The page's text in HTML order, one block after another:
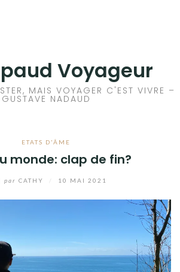
Voyageur
MAIS VOYAGER C'EST VIVRE –
GUSTAVE NADAUD
ETATS D'ÂME
monde: clap de fin?
par CATHY 10 MAI 2021